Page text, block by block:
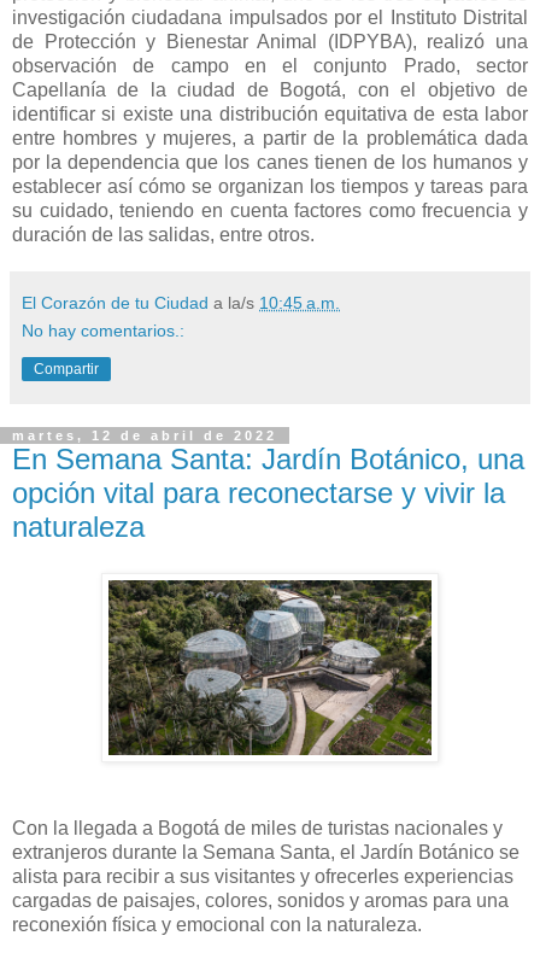
investigación ciudadana impulsados por el Instituto Distrital
de Protección y Bienestar Animal (IDPYBA), realizó una
observación de campo en el conjunto Prado, sector
Capellanía de la ciudad de Bogotá, con el objetivo de
identificar si existe una distribución equitativa de esta labor
entre hombres y mujeres, a partir de la problemática dada
por la dependencia que los canes tienen de los humanos y
establecer así cómo se organizan los tiempos y tareas para
su cuidado, teniendo en cuenta factores como frecuencia y
duración de las salidas, entre otros.
El Corazón de tu Ciudad a la/s 10:45 a.m.
No hay comentarios.:
Compartir
martes, 12 de abril de 2022
En Semana Santa: Jardín Botánico, una
opción vital para reconectarse y vivir la
naturaleza
Con la llegada a Bogotá de miles de turistas nacionales y
extranjeros durante la Semana Santa, el Jardín Botánico se
alista para recibir a sus visitantes y ofrecerles experiencias
cargadas de paisajes, colores, sonidos y aromas para una
reconexión física y emocional con la naturaleza.